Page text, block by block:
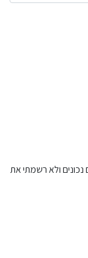
ולא רשמתי את